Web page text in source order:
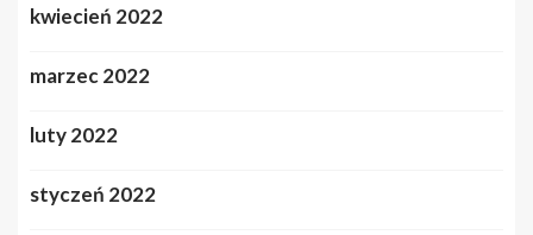
kwiecień 2022
marzec 2022
luty 2022
styczeń 2022